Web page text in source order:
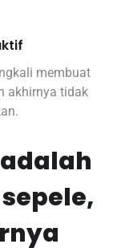
membuat
akhirnya tidak